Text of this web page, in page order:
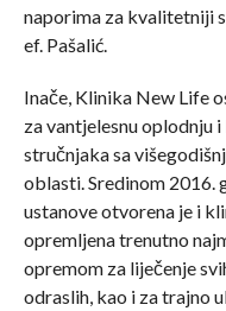
naporima za kvalitetniji
ef. Pašalić.
Inače, Klinika New Life
za vantjelesnu oplodnju
stručnjaka sa
oblasti. Sredinom 2016.
ustanove otvorena je i
opremljena trenutno
opremom za liječenje
odraslih, kao i za trajno